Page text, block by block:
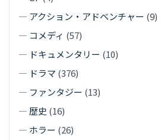
— アクション・アドベンチャー (9)
— コメディ (57)
— ドキュメンタリー (10)
— ドラマ (376)
— ファンタジー (13)
— 歴史 (16)
— ホラー (26)